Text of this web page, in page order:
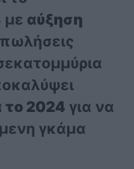
με αύξηση
το 2024 για να
γκάμα